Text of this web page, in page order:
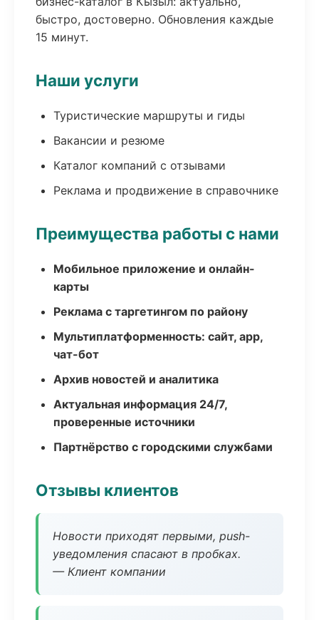
быстро, достоверно. Обновления каждые
15 минут.
Наши услуги
Туристические маршруты и гиды
Вакансии и резюме
Каталог компаний с отзывами
Реклама и продвижение в справочнике
Преимущества работы с нами
Мобильное приложение и онлайн-
карты
Реклама с таргетингом по району
Мультиплатформенность: сайт, app,
чат-бот
Архив новостей и аналитика
Актуальная информация 24/7,
проверенные источники
Партнёрство с городскими службами
Отзывы клиентов
Новости приходят первыми, push-
уведомления спасают в пробках.
— Клиент компании